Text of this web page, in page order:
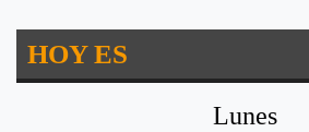
HOY ES
Lunes